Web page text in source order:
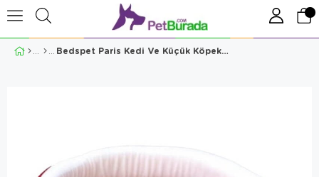
Bedspet Paris Kedi Ve Küçük Köpek Yatağı No:1 Kırmızı